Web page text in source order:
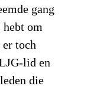
gang
hebt om
er toch
lid en
die